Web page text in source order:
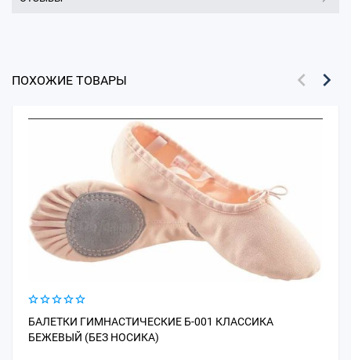
ПОХОЖИЕ ТОВАРЫ
БАЛЕТКИ ГИМНАСТИЧЕСКИЕ Б-001 КЛАССИКА
БЕЖЕВЫЙ (БЕЗ НОСИКА)